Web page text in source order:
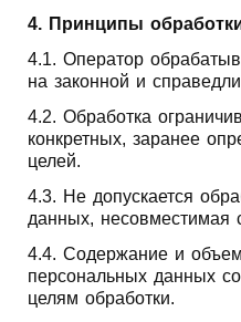
4. Принципы
4.1. Оператор
на законной и
4.2. Обработка
конкретных, заранее
целей.
4.3. Не допускается
данных, несовместимая
4.4. Содержание и
персональных данных
целям обработки.